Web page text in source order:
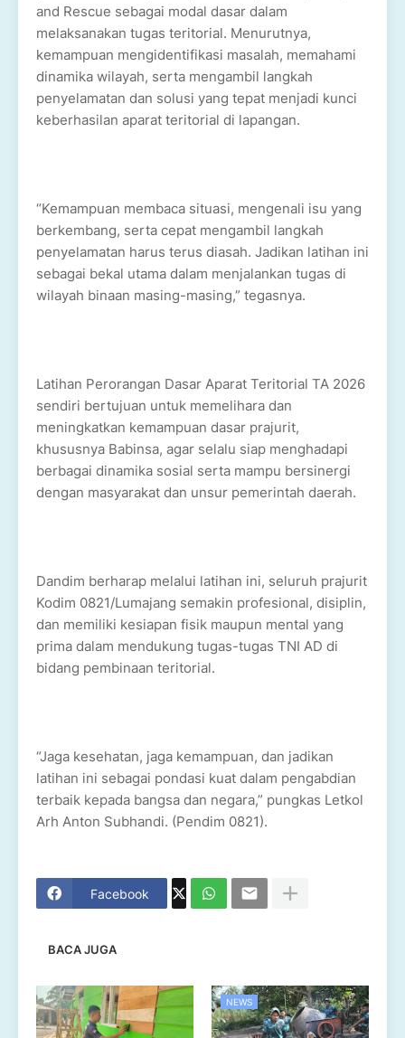
and Rescue sebagai modal dasar dalam
melaksanakan tugas teritorial. Menurutnya,
kemampuan mengidentifikasi masalah, memahami
dinamika wilayah, serta mengambil langkah
penyelamatan dan solusi yang tepat menjadi kunci
keberhasilan aparat teritorial di lapangan.
“Kemampuan membaca situasi, mengenali isu yang
berkembang, serta cepat mengambil langkah
penyelamatan harus terus diasah. Jadikan latihan ini
sebagai bekal utama dalam menjalankan tugas di
wilayah binaan masing-masing,” tegasnya.
Latihan Perorangan Dasar Aparat Teritorial TA 2026
sendiri bertujuan untuk memelihara dan
meningkatkan kemampuan dasar prajurit,
khususnya Babinsa, agar selalu siap menghadapi
berbagai dinamika sosial serta mampu bersinergi
dengan masyarakat dan unsur pemerintah daerah.
Dandim berharap melalui latihan ini, seluruh prajurit
Kodim 0821/Lumajang semakin profesional, disiplin,
dan memiliki kesiapan fisik maupun mental yang
prima dalam mendukung tugas-tugas TNI AD di
bidang pembinaan teritorial.
“Jaga kesehatan, jaga kemampuan, dan jadikan
latihan ini sebagai pondasi kuat dalam pengabdian
terbaik kepada bangsa dan negara,” pungkas Letkol
Arh Anton Subhandi. (Pendim 0821).
Facebook
BACA JUGA
NEWS